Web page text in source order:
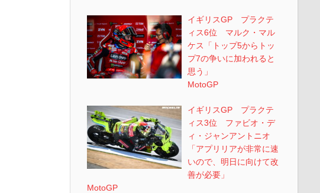
イギリスGP プラクテ
ィス6位 マルク・マル
ケス「トップ5からトッ
プ7の争いに加われると
思う」
MotoGP
イギリスGP プラクテ
ィス3位 ファビオ・デ
ィ・ジャンアントニオ
「アプリリアが非常に速
いので、明日に向けて改
善が必要」
MotoGP